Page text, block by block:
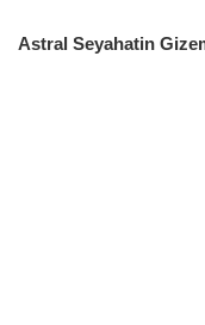
Astral Seyahatin